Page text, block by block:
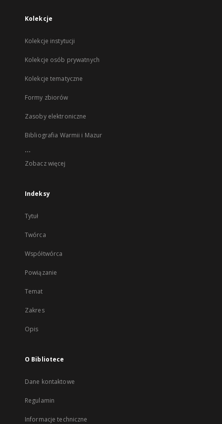
Kolekcje
Kolekcje instytucji
Kolekcje osób prywatnych
Kolekcje tematyczne
Formy zbiorów
Zasoby elektroniczne
Bibliografia Warmii i Mazur
...
Zobacz więcej
Indeksy
Tytuł
Twórca
Współtwórca
Powiązanie
Temat
Zakres
Opis
O Bibliotece
Dane kontaktowe
Regulamin
Informacje techniczne